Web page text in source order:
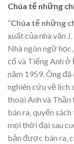
Chúa tể những
“Chúa tể những
xuất của nhà văn
Nhà ngôn ngữ
cổ và Tiếng Anh
năm 1959. Ông
nghiên cứu về lịch
thoại Anh và
bán ra, quyển
mọi thời đại sau
bản được bán ra,